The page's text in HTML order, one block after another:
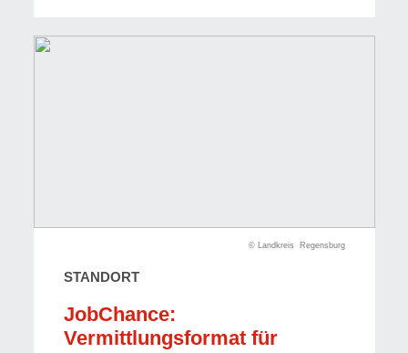
© Landkreis Regensburg
STANDORT
JobChance:
Vermittlungsformat für